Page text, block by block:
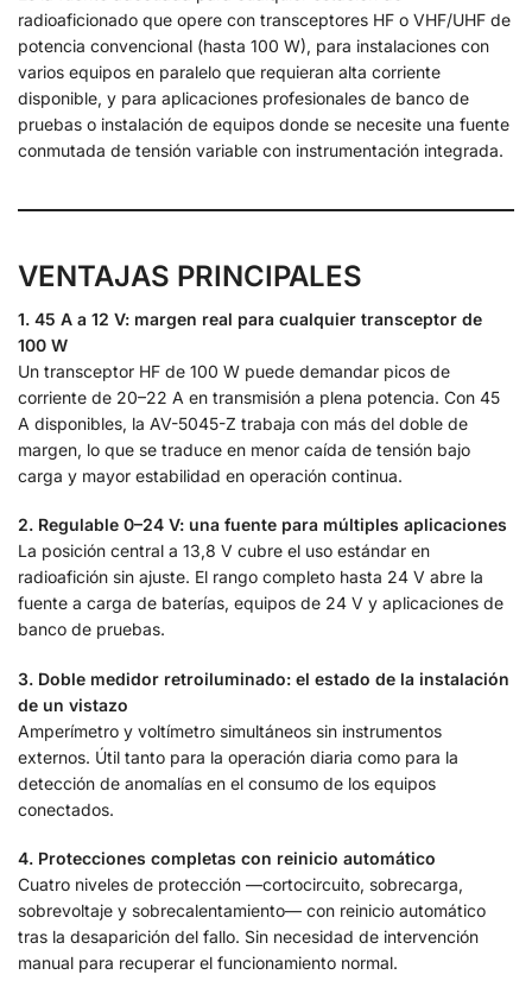
radioaficionado que opere con transceptores HF o VHF/UHF de
potencia convencional (hasta 100 W), para instalaciones con
varios equipos en paralelo que requieran alta corriente
disponible, y para aplicaciones profesionales de banco de
pruebas o instalación de equipos donde se necesite una fuente
conmutada de tensión variable con instrumentación integrada.
VENTAJAS PRINCIPALES
1. 45 A a 12 V: margen real para cualquier transceptor de
100 W
Un transceptor HF de 100 W puede demandar picos de
corriente de 20–22 A en transmisión a plena potencia. Con 45
A disponibles, la AV-5045-Z trabaja con más del doble de
margen, lo que se traduce en menor caída de tensión bajo
carga y mayor estabilidad en operación continua.
2. Regulable 0–24 V: una fuente para múltiples aplicaciones
La posición central a 13,8 V cubre el uso estándar en
radioafición sin ajuste. El rango completo hasta 24 V abre la
fuente a carga de baterías, equipos de 24 V y aplicaciones de
banco de pruebas.
3. Doble medidor retroiluminado: el estado de la instalación
de un vistazo
Amperímetro y voltímetro simultáneos sin instrumentos
externos. Útil tanto para la operación diaria como para la
detección de anomalías en el consumo de los equipos
conectados.
4. Protecciones completas con reinicio automático
Cuatro niveles de protección —cortocircuito, sobrecarga,
sobrevoltaje y sobrecalentamiento— con reinicio automático
tras la desaparición del fallo. Sin necesidad de intervención
manual para recuperar el funcionamiento normal.